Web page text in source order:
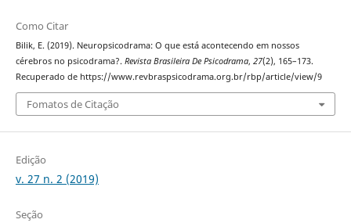
Como Citar
Bilik, E. (2019). Neuropsicodrama: O que está acontecendo em nossos
cérebros no psicodrama?. Revista Brasileira De Psicodrama, 27(2), 165–173.
Recuperado de https://www.revbraspsicodrama.org.br/rbp/article/view/9
Fomatos de Citação
Edição
v. 27 n. 2 (2019)
Seção